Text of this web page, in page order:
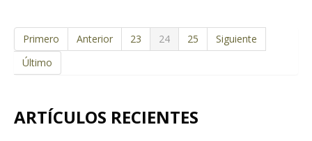
Primero Anterior 23 24 25
Siguiente
Último
ARTÍCULOS RECIENTES